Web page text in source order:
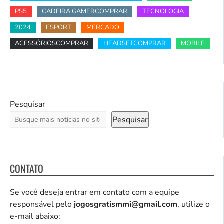
PS5
CADEIRA GAMERCOMPRAR
TECNOLOGIA
2024
ESPORT
MERCADO
ACESSÓRIOSCOMPRAR
HEADSETCOMPRAR MOBILE
Pesquisar
Pesquisar
CONTATO
Se você deseja entrar em contato com a equipe
responsável pelo jogosgratismmi@gmail.com, utilize o
e-mail abaixo: